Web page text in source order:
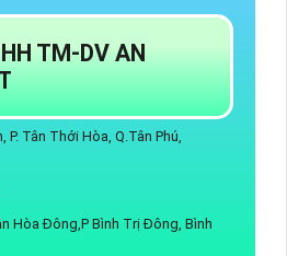
TM-DV AN
P. Tân Thới Hòa, Q.Tân Phú,
Hòa Đông,P Bình Trị Đông, Bình